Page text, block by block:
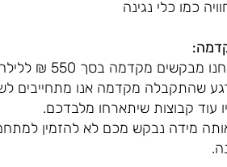
כמו כלי נגינה
מבקשים מקדמה בסך 550 ₪ ללילה,
שהתקבלה מקדמה אנו מתחייבים
עוד קבוצות שיתארחו מלבדכם.
מידה נבקש מכם לא להזמין